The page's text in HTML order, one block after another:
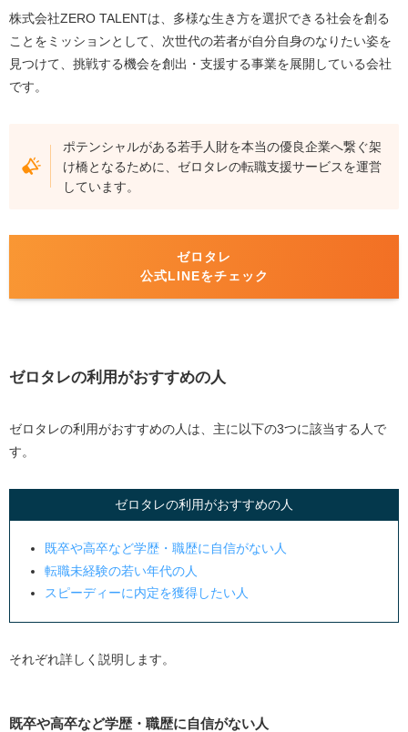
株式会社ZERO TALENTは、多様な生き方を選択できる社会を創る
ことをミッションとして、次世代の若者が自分自身のなりたい姿を
見つけて、挑戦する機会を創出・支援する事業を展開している会社
です。
ポテンシャルがある若手人財を本当の優良企業へ繋ぐ架
け橋となるために、ゼロタレの転職支援サービスを運営
しています。
ゼロタレ
公式LINEをチェック
ゼロタレの利用がおすすめの人
ゼロタレの利用がおすすめの人は、主に以下の3つに該当する人で
す。
ゼロタレの利用がおすすめの人
既卒や高卒など学歴・職歴に自信がない人
転職未経験の若い年代の人
スピーディーに内定を獲得したい人
それぞれ詳しく説明します。
既卒や高卒など学歴・職歴に自信がない人